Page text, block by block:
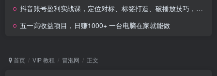
抖音账号盈利实战课，定位对标、标签打造、破播放技巧，讲涨粉变现与场景搭建
五一高收益项目，日赚1000+ 一台电脑在家就能做
首页 VIP 教程 冒泡网 正文